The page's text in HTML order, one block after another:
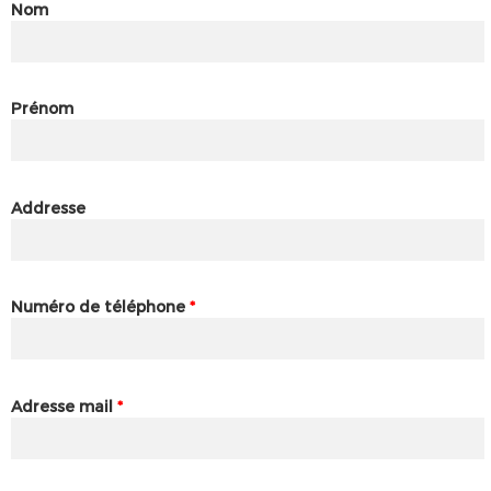
Nom
Prénom
Addresse
Numéro de téléphone *
Adresse mail *